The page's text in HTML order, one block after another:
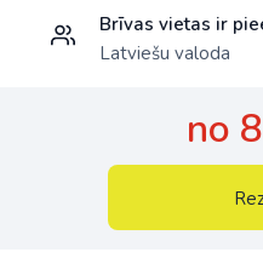
Brīvas vietas ir
Latviešu valoda
no